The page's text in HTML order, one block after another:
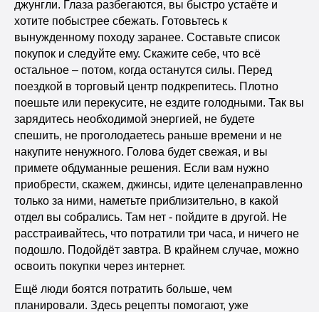
джунгли. Глаза разбегаются, вы быстро устаёте и
хотите побыстрее сбежать. Готовьтесь к
вынужденному походу заранее. Составьте список
покупок и следуйте ему. Скажите себе, что всё
остальное – потом, когда останутся силы. Перед
поездкой в торговый центр подкрепитесь. Плотно
поешьте или перекусите, не ездите голодными. Так вы
зарядитесь необходимой энергией, не будете
спешить, не проголодаетесь раньше времени и не
накупите ненужного. Голова будет свежая, и вы
примете обдуманные решения. Если вам нужно
приобрести, скажем, джинсы, идите целенаправленно
только за ними, наметьте приблизительно, в какой
отдел вы собрались. Там нет - пойдите в другой. Не
расстраивайтесь, что потратили три часа, и ничего не
подошло. Подойдёт завтра. В крайнем случае, можно
освоить покупки через интернет.
Ещё люди боятся потратить больше, чем
планировали. Здесь рецепты помогают, уже